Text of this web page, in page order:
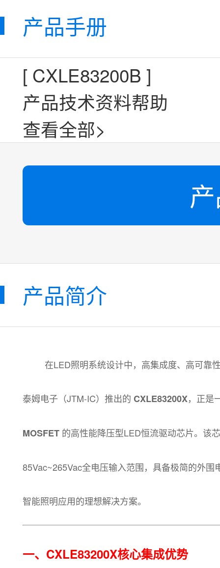
产品手册
[ CXLE83200B ]
产品技术资料帮助
查看全部>
产品简介
在LED照明系统设计中，高集成度、高可靠性
泰姆电子（JTM-IC）推出的 CXLE83200X，正是
MOSFET的高性能降压型LED恒流驱动芯片。该
85Vac~265Vac全电压输入范围，具备极简的外
智能照明应用的理想解决方案。
一、CXLE83200X核心集成优势